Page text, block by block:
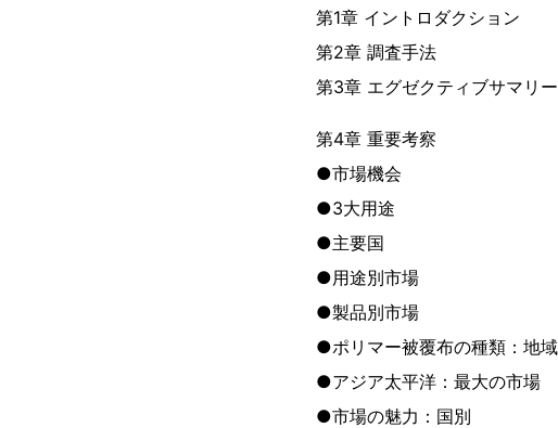
第1章 イントロダクション
第2章 調査手法
第3章 エグゼクティブサマリー
第4章 重要考察
●市場機会
●3大用途
●主要国
●用途別市場
●製品別市場
●ポリマー被覆布の種類：地
●アジア太平洋：最大の市場
●市場の魅力：国別